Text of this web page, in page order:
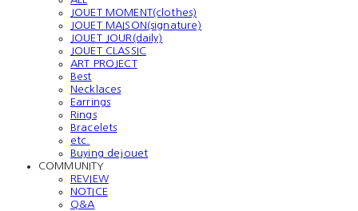
JOUET MOMENT(clothes)
JOUET MAISON(signature)
JOUET JOUR(daily)
JOUET CLASSIC
ART PROJECT
Best
Necklaces
Earrings
Rings
Bracelets
etc.
Buying dejouet
COMMUNITY
REVIEW
NOTICE
Q&A